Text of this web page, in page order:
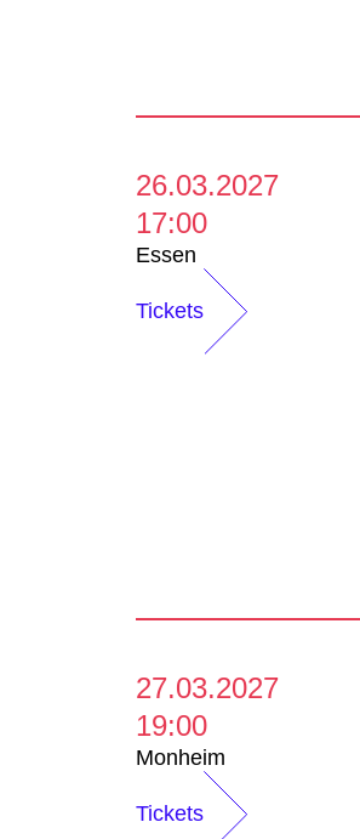
26.03.2027
17:00
Essen
Tickets
27.03.2027
19:00
Monheim
Tickets